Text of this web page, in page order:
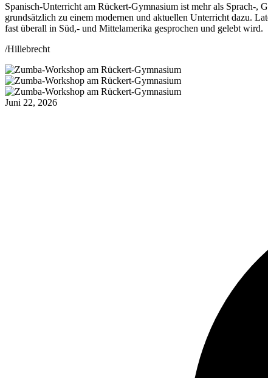
Spanisch-Unterricht am Rückert-Gymnasium ist mehr als Sprach-,
grundsätzlich zu einem modernen und aktuellen Unterricht dazu.
fast überall in Süd,- und Mittelamerika gesprochen und gelebt wird.
/Hillebrecht
Juni 22, 2026